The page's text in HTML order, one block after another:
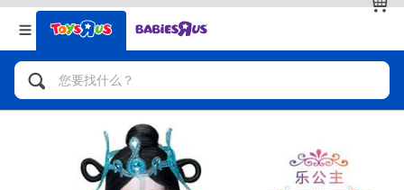
返回
分类目录
人气英雄，角色扮演，射击玩具
自行车，滑板车，骑乘车
返回
品牌
查看全部